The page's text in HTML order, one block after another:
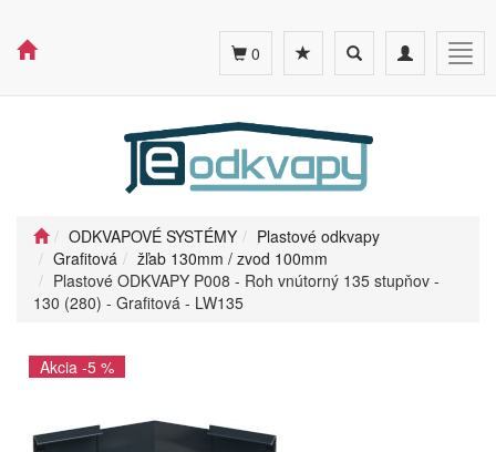
Toggle
navigation
Toggle
search
0
ODKVAPOVÉ SYSTÉMY
Plastové odkvapy
Grafitová
žľab 130mm / zvod 100mm
Plastové ODKVAPY P008 - Roh vnútorný 135 stupňov -
130 (280) - Grafitová - LW135
Akcia -5 %